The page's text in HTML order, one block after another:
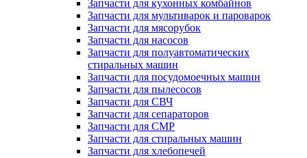
Запчасти для кухонных комбайнов
Запчасти для мультиварок и пароварок
Запчасти для мясорубок
Запчасти для насосов
Запчасти для полуавтоматических
стиральных машин
Запчасти для посудомоечных машин
Запчасти для пылесосов
Запчасти для СВЧ
Запчасти для сепараторов
Запчасти для СМР
Запчасти для стиральных машин
Запчасти для хлебопечей